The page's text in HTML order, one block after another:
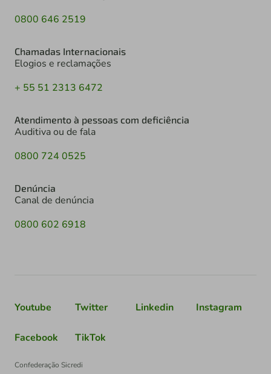
0800 646 2519
Chamadas Internacionais
Elogios e reclamações
+ 55 51 2313 6472
Atendimento à pessoas com deficiência
Auditiva ou de fala
0800 724 0525
Denúncia
Canal de denúncia
0800 602 6918
Youtube Twitter Linkedin Instagram
Facebook TikTok
Confederação Sicredi